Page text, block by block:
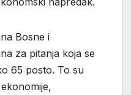
Bosne i
za pitanja koja se
65 posto. To su